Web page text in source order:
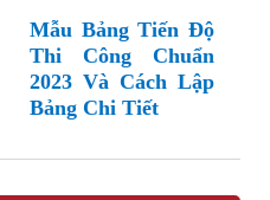
Mẫu Bảng Tiến Độ
Thi Công Chuẩn
2023 Và Cách Lập
Bảng Chi Tiết